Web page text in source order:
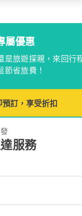
屬優惠
是旅遊探親，來回行
省旅費！
預訂，享受折扣
服務